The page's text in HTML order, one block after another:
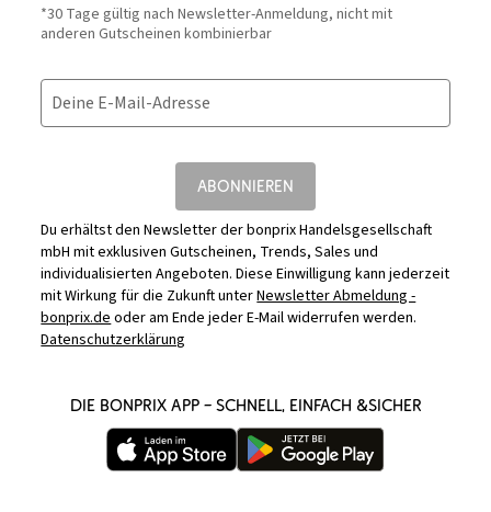
*30 Tage gültig nach Newsletter-Anmeldung, nicht mit
anderen Gutscheinen kombinierbar
Deine E-Mail-Adresse
ABONNIEREN
Du erhältst den Newsletter der bonprix Handelsgesellschaft
mbH mit exklusiven Gutscheinen, Trends, Sales und
individualisierten Angeboten. Diese Einwilligung kann jederzeit
mit Wirkung für die Zukunft unterNewsletter Abmeldung -
bonprix.deoder am Ende jeder E-Mail widerrufen werden.
Datenschutzerklärung
DIE BONPRIX APP – SCHNELL, EINFACH &SICHER